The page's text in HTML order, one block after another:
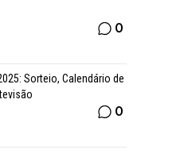
0
Sorteio, Calendário de
0